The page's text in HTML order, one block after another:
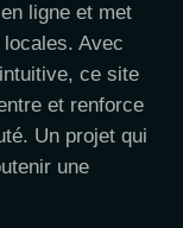
ligne et met
Avec
ce site
et renforce
Un projet qui
une